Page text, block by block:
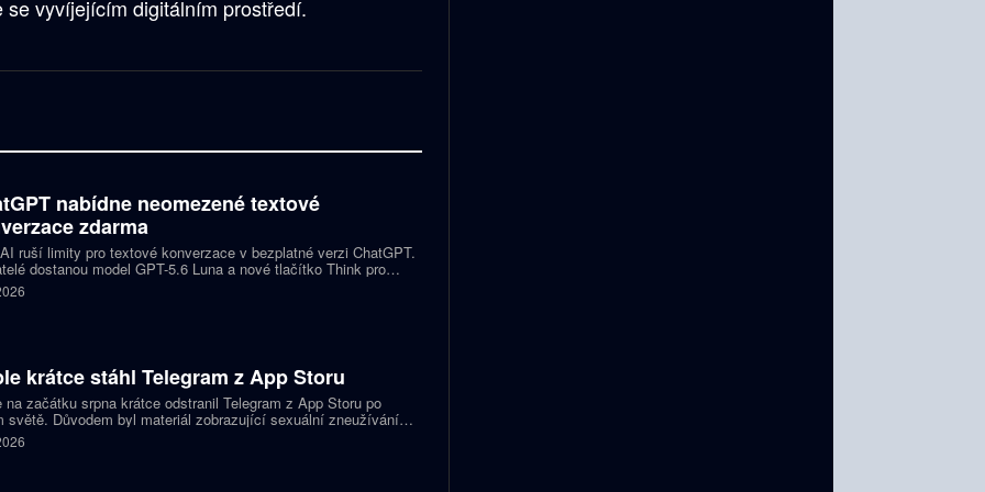
vyvíjejícím digitálním prostředí.
nabídne neomezené textové
zdarma
ruší limity pro textové konverzace v bezplatné verzi ChatGPT.
dostanou model GPT-5.6 Luna a nové tlačítko Think pro
otázky. Předplatitelům Plus a Pro firma zpřístupňuje upravený
Sol spolu s posuvníkem, který nastaví intenzitu přemýšlení.
krátce stáhl Telegram z App Storu
na začátku srpna krátce odstranil Telegram z App Storu po
světě. Důvodem byl materiál zobrazující sexuální zneužívání
podle firmy sdílel jeden uživatel. Telegram účet rychle
a aplikace se ještě během stejného dne do obchodu vrátila.